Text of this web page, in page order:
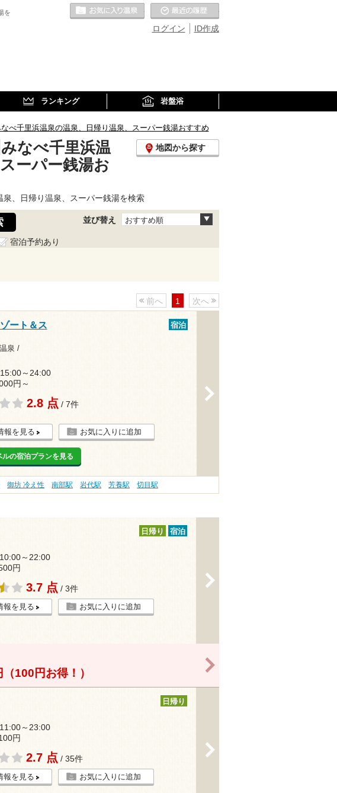
を
ID作成
ログイン
お気に入りの温泉
ランキング 岩盤浴
べ千里浜温泉の温泉、日帰り温泉、スーパー銭湯おすすめ
なべ千里浜温
ーパー銭湯お
地図から探す
、日帰り温泉、スーパー銭湯を検索
並び替え おすすめ順
宿泊予約あり
前へ 1 次へ
ート＆ス
泉 /
宿泊
～24:00
円～
2.8 点 / 7件
報を見る お気に入りに追加
ルの宿泊プランを見る
御坊 冷え性 南部駅 岩代駅 芳養駅 切目駅
日帰り 宿泊
～22:00
円
3.7 点 / 3件
報を見る お気に入りに追加
100円お得！）
>
日帰り
～23:00
円
2.7 点 / 35件
報を見る お気に入りに追加